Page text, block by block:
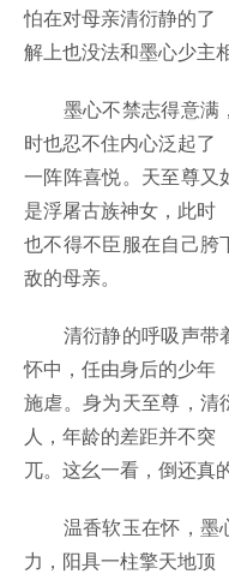
怕在对母亲清衍静的了
解上也没法和墨心少主
墨心不禁志得意满
时也忍不住内心泛起了
一阵阵喜悦。天至尊又
是浮屠古族神女，此时
也不得不臣服在自己胯
敌的母亲。
清衍静的呼吸声带
怀中，任由身后的少年
施虐。身为天至尊，清
人，年龄的差距并不突
兀。这幺一看，倒还真
温香软玉在怀，墨
力，阳具一柱擎天地顶